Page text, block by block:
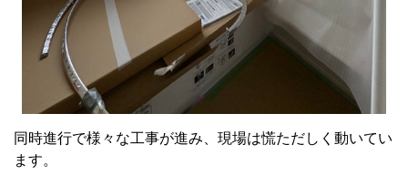
同時進行で様々な工事が進み、現場は慌ただしく動いてい
ます。